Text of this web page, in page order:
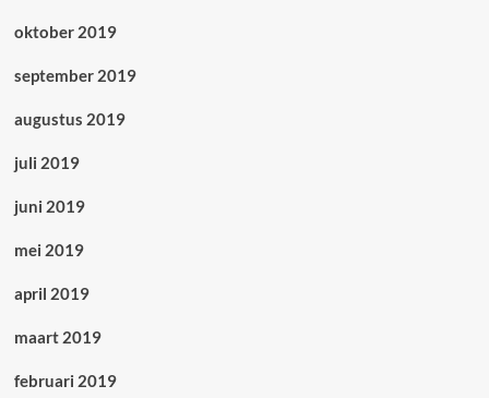
oktober 2019
september 2019
augustus 2019
juli 2019
juni 2019
mei 2019
april 2019
maart 2019
februari 2019